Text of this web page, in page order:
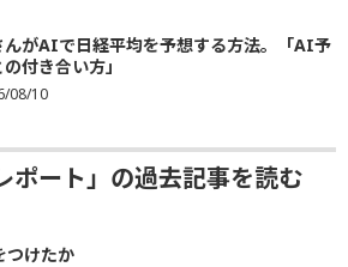
んがAIで日経平均を予想する方法。「AI予
付き合い方」
08/10
ポート」の過去記事を読む
つけたか